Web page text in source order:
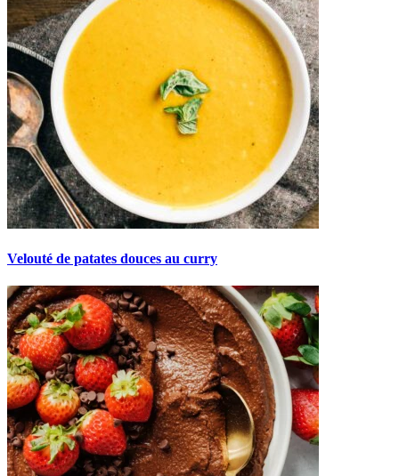
Velouté de patates douces au curry